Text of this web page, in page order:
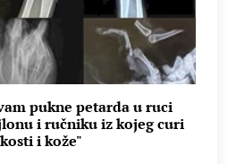
pukne petarda u ruci
i ručniku iz kojeg curi
i kože"